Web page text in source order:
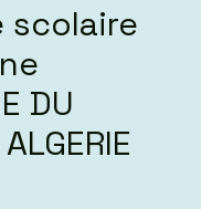
scolaire
DU